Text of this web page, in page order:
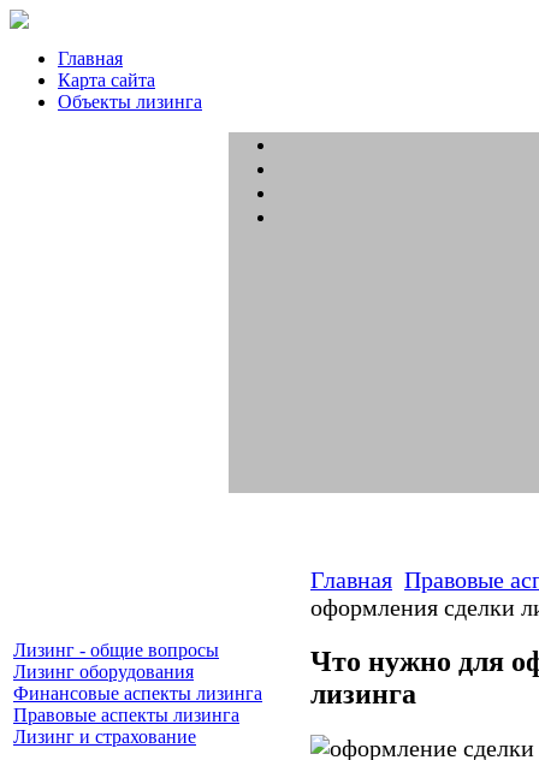
Главная
Карта сайта
Объекты лизинга
Лизинг - общие вопросы
Лизинг оборудования
Финансовые аспекты лизинга
Правовые аспекты лизинга
Лизинг и страхование
Главная Правовые
оформления сделки
Что нужно для
лизинга